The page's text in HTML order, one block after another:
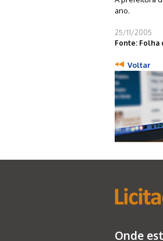
ano.
25/11/2005
Fonte: Folha
Voltar
Onde